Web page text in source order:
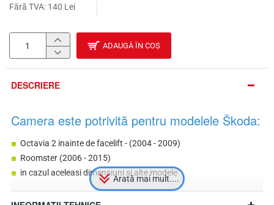
Fără TVA: 140 Lei
ADAUGĂ ÎN COȘ
DESCRIERE
Camera este potrivită pentru modelele Škoda:
Octavia 2 inainte de facelift - (2004 - 2009)
Roomster (2006 - 2015)
in cazul aceleasi dimensiuni si alte modele